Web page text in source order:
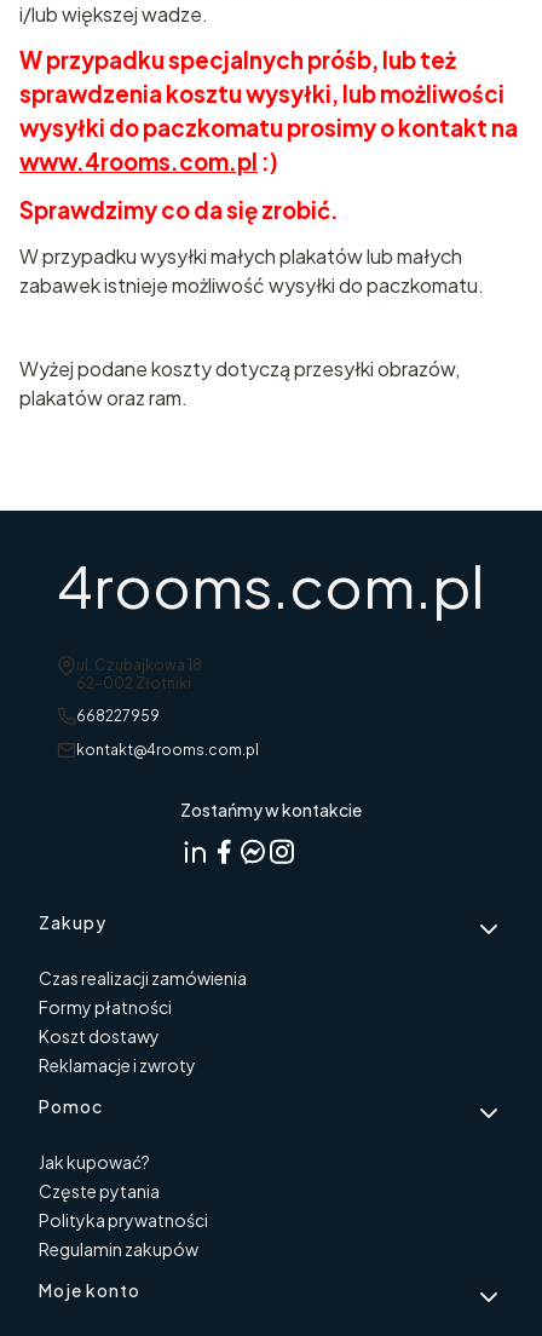
i/lub większej wadze.
W przypadku specjalnych próśb, lub też
sprawdzenia kosztu wysyłki, lub możliwości
wysyłki do paczkomatu prosimy o kontakt na
www.4rooms.com.pl :)
Sprawdzimy co da się zrobić.
W przypadku wysyłki małych plakatów lub małych
zabawek istnieje możliwość wysyłki do paczkomatu.
Wyżej podane koszty dotyczą przesyłki obrazów,
plakatów oraz ram.
4rooms.com.pl
Adres:
ul. Czubajkowa 18
62-002 Złotniki
668227959
kontakt@4rooms.com.pl
Zostańmy w kontakcie
Linki w stopce
Zakupy
Czas realizacji zamówienia
Formy płatności
Koszt dostawy
Reklamacje i zwroty
Pomoc
Jak kupować?
Częste pytania
Polityka prywatności
Regulamin zakupów
Moje konto